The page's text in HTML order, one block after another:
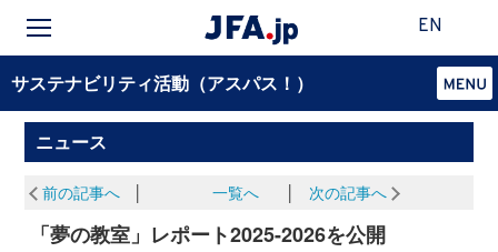
EN
サステナビリティ活動（アスパス！）
ニュース
前の記事へ│ 一覧へ 次の記事へ
「夢の教室」レポート2025-2026を公開